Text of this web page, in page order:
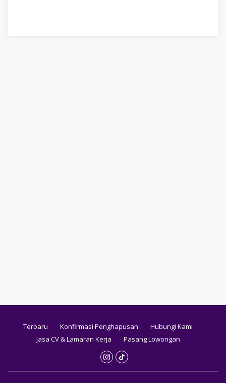
Terbaru Konfirmasi Penghapusan
Hubungi Kami
Jasa CV & Lamaran Kerja
Pasang Lowongan